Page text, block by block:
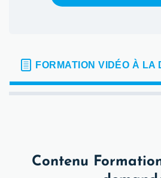
FORMATION VIDÉO À LA
Contenu